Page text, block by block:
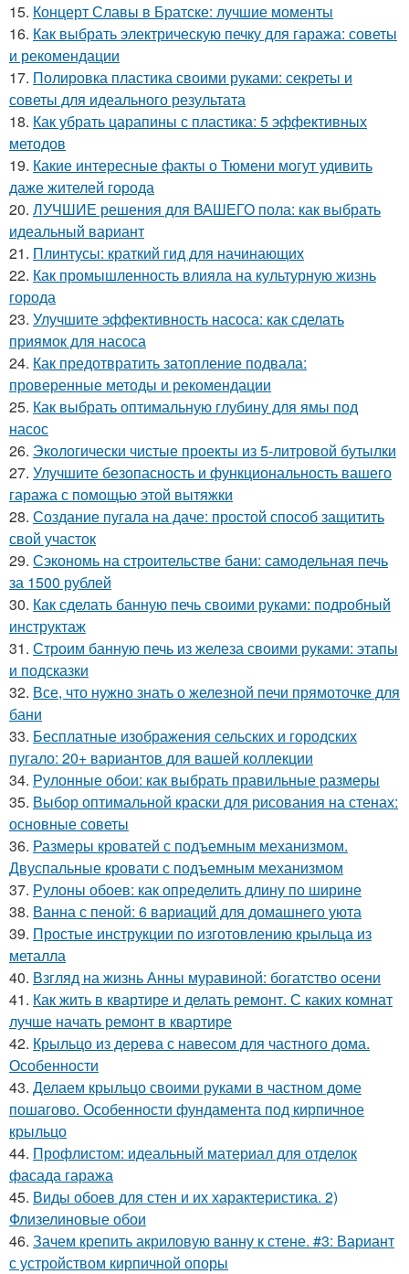
15. Концерт Славы в Братске: лучшие моменты
16. Как выбрать электрическую печку для гаража: советы
и рекомендации
17. Полировка пластика своими руками: секреты и
советы для идеального результата
18. Как убрать царапины с пластика: 5 эффективных
методов
19. Какие интересные факты о Тюмени могут удивить
даже жителей города
20. ЛУЧШИЕ решения для ВАШЕГО пола: как выбрать
идеальный вариант
21. Плинтусы: краткий гид для начинающих
22. Как промышленность влияла на культурную жизнь
города
23. Улучшите эффективность насоса: как сделать
приямок для насоса
24. Как предотвратить затопление подвала:
проверенные методы и рекомендации
25. Как выбрать оптимальную глубину для ямы под
насос
26. Экологически чистые проекты из 5-литровой бутылки
27. Улучшите безопасность и функциональность вашего
гаража с помощью этой вытяжки
28. Создание пугала на даче: простой способ защитить
свой участок
29. Сэкономь на строительстве бани: самодельная печь
за 1500 рублей
30. Как сделать банную печь своими руками: подробный
инструктаж
31. Строим банную печь из железа своими руками: этапы
и подсказки
32. Все, что нужно знать о железной печи прямоточке для
бани
33. Бесплатные изображения сельских и городских
пугало: 20+ вариантов для вашей коллекции
34. Рулонные обои: как выбрать правильные размеры
35. Выбор оптимальной краски для рисования на стенах:
основные советы
36. Размеры кроватей с подъемным механизмом.
Двуспальные кровати с подъемным механизмом
37. Рулоны обоев: как определить длину по ширине
38. Ванна с пеной: 6 вариаций для домашнего уюта
39. Простые инструкции по изготовлению крыльца из
металла
40. Взгляд на жизнь Анны муравиной: богатство осени
41. Как жить в квартире и делать ремонт. С каких комнат
лучше начать ремонт в квартире
42. Крыльцо из дерева с навесом для частного дома.
Особенности
43. Делаем крыльцо своими руками в частном доме
пошагово. Особенности фундамента под кирпичное
крыльцо
44. Профлистом: идеальный материал для отделок
фасада гаража
45. Виды обоев для стен и их характеристика. 2)
Флизелиновые обои
46. Зачем крепить акриловую ванну к стене. #3: Вариант
с устройством кирпичной опоры